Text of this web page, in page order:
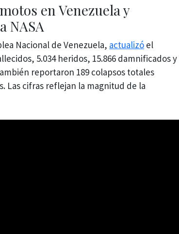
en Venezuela y
NASA
Nacional de Venezuela, actualizó el
5.034 heridos, 15.866 damnificados y
reportaron 189 colapsos totales
Las cifras reflejan la magnitud de la